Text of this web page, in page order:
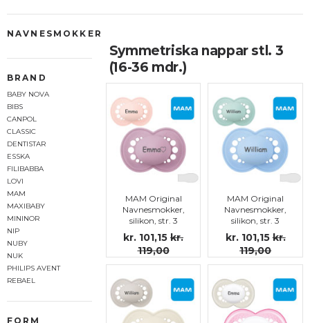
NAVNESMOKKER
BRAND
BABY NOVA
BIBS
CANPOL
CLASSIC
DENTISTAR
ESSKA
FILIBABBA
LOVI
MAM
MAXIBABY
MININOR
NIP
NUBY
NUK
PHILIPS AVENT
REBAEL
FORM
Symmetriska nappar stl. 3
(16-36 mdr.)
MAM Original
Navnesmokker,
silikon, str. 3
kr. 101,15 kr.
119,00
MAM Original
Navnesmokker,
silikon, str. 3
kr. 101,15 kr.
119,00